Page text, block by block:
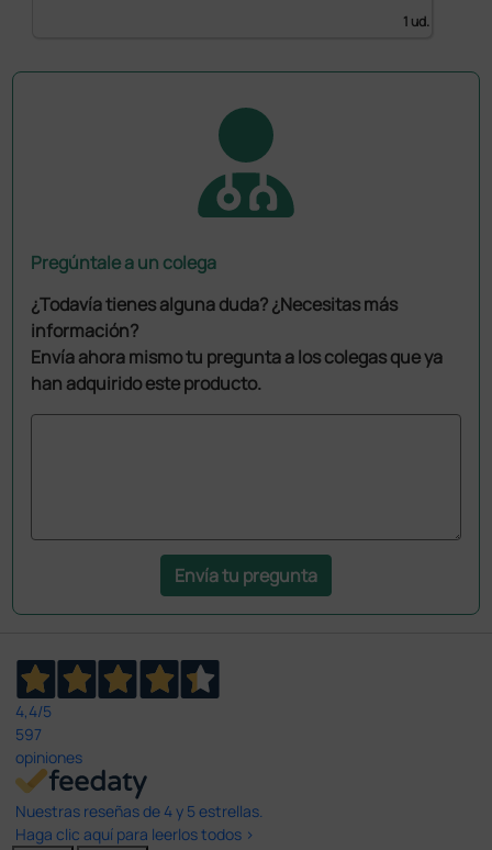
1 ud.
Pregúntale a un colega
¿Todavía tienes alguna duda? ¿Necesitas más
información?
Envía ahora mismo tu pregunta a los colegas que ya
han adquirido este producto.
Envía tu pregunta
4,4/5
597
opiniones
Nuestras reseñas de 4 y 5 estrellas.
Haga clic aquí para leerlos todos >